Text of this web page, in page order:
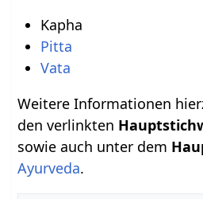
Kapha
Pitta
Vata
Weitere Informationen
den verlinkten
sowie auch unter dem
Ayurveda.